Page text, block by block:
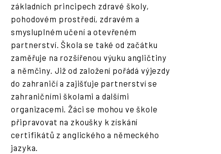
základních principech zdravé školy,
pohodovém prostředí, zdravém a
smysluplném učení a otevřeném
partnerství. Škola se také od začátku
zaměřuje na rozšířenou výuku angličtiny
a němčiny. Již od založení pořádá výjezdy
do zahraničí a zajišťuje partnerství se
zahraničními školami a dalšími
organizacemi. Žáci se mohou ve škole
připravovat na zkoušky k získání
certifikátů z anglického a německého
jazyka.